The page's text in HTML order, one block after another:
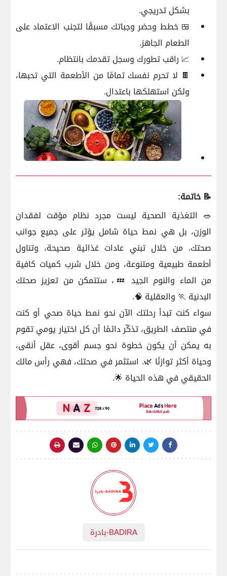
بشكل تدريجي.
🍱 خطط وحضر وجباتك مسبقًا لتجنب الاعتماد على
الطعام الجاهز.
📈 راقب تطورك وسجل تقدمك بانتظام.
🍫 لا تحرم نفسك تمامًا من الأطعمة التي تحبها،
ولكن استهلكها باعتدال.
📝 خاتمة:
🥗 التغذية الصحية ليست مجرد نظام مؤقت لفقدان
الوزن، بل هي نمط حياة شامل يؤثر على جميع جوانب
صحتك. من خلال تبني عادات غذائية صحيحة، وتناول
أطعمة طبيعية ومتنوعة، ومن خلال شرب كميات كافية
من الماء والنوم الجيد 💤، ستتمكن من تعزيز صحتك
البدنية 🏃 والعقلية 🧠.
سواء كنت تبدأ رحلتك الآن نحو نمط حياة صحي أو كنت
في منتصف الطريق، تذكّر دائمًا أن كل اختيار يومي تقوم
به يمكن أن يكون خطوة نحو جسم أقوى، عقل أنقى،
وحياة أكثر توازنًا 🌿. استثمر في صحتك، فهي رأس مالك
الحقيقي في هذه الحياة 🌟.
BADIRA-بادرة